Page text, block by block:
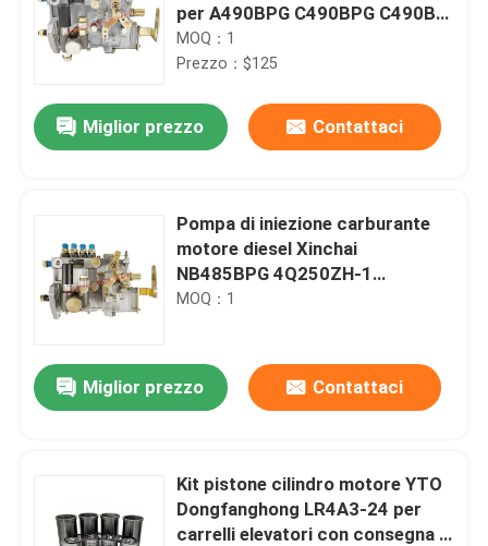
per A490BPG C490BPG C490B
B490BPG 4Q167Z-1 BH4Q80R8
MOQ：1
Prezzo：$125
Miglior prezzo Contattaci
Pompa di iniezione carburante
motore diesel Xinchai
NB485BPG 4Q250ZH-1
BH4Q75R8 per carrello
MOQ：1
Miglior prezzo Contattaci
Kit pistone cilindro motore YTO
Dongfanghong LR4A3-24 per
carrelli elevatori con consegna in